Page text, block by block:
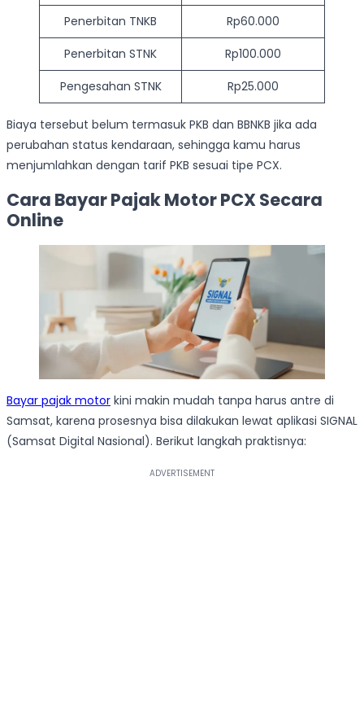
Penerbitan TNKB
Rp60.000
Penerbitan STNK
Rp100.000
Pengesahan STNK
Rp25.000
Biaya tersebut belum termasuk PKB dan BBNKB jika ada
perubahan status kendaraan, sehingga kamu harus
menjumlahkan dengan tarif PKB sesuai tipe PCX.
Cara Bayar Pajak Motor PCX Secara
Online
Bayar pajak motor kini makin mudah tanpa harus antre di
Samsat, karena prosesnya bisa dilakukan lewat aplikasi SIGNAL
(Samsat Digital Nasional). Berikut langkah praktisnya: